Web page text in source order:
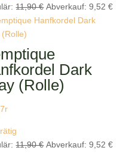
11,90€ Ursprünglicher
Preis
Abverkauf: 9,52€
Dark
(Rolle)
11,90€ Ursprünglicher
Abverkauf: 9,52€